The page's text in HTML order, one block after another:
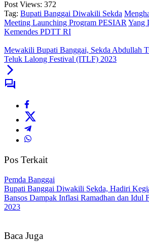
Post Views: 372
Tag: Bupati Banggai Diwakili Sekda
Meeting Launching Program PESIAR Yang
Kemendes PDTT RI
Mewakili Bupati Banggai, Sekda Abdullah
Teluk Lalong Festival (ITLF) 2023
Pos Terkait
Pemda Banggai
Bupati Banggai Diwakili Sekda, Hadiri
Bansos Dampak Inflasi Ramadhan dan Idul
2023
Baca Juga